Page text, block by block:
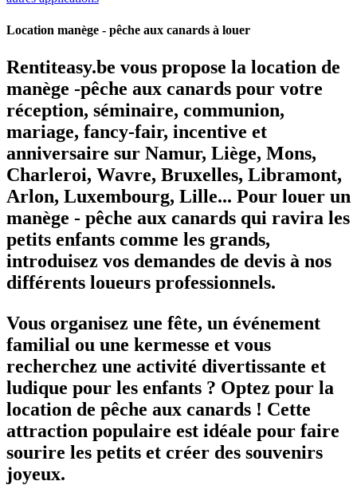
Location manège - pêche aux canards à louer
Rentiteasy.be vous propose la location de
manège -pêche aux canards pour votre
réception, séminaire, communion,
mariage, fancy-fair, incentive et
anniversaire sur Namur, Liège, Mons,
Charleroi, Wavre, Bruxelles, Libramont,
Arlon, Luxembourg, Lille... Pour louer un
manège - pêche aux canards qui ravira les
petits enfants comme les grands,
introduisez vos demandes de devis à nos
différents loueurs professionnels.
Vous organisez une fête, un événement
familial ou une kermesse et vous
recherchez une activité divertissante et
ludique pour les enfants ? Optez pour la
location de pêche aux canards ! Cette
attraction populaire est idéale pour faire
sourire les petits et créer des souvenirs
joyeux.